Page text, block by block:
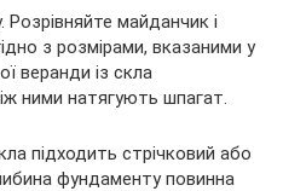
майданчик і
з розмірами, вказаними у
веранди із скла
ними натягують шпагат.
підходить стрічковий або
фундаменту повинна